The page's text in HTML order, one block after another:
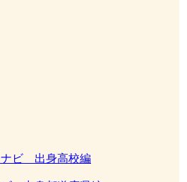
ナビ 出身高校編